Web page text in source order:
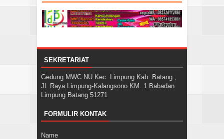
SEKRETARIAT
Gedung MWC NU Kec. Limpung Kab. Batang.,
Jl. Raya Limpung-Kalangsono KM. 1 Babadan
Limpung Batang 51271
FORMULIR KONTAK
Name